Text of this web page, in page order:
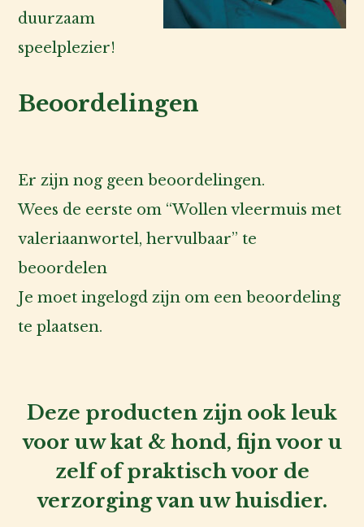
duurzaam
speelplezier!
Beoordelingen
Er zijn nog geen beoordelingen.
Wees de eerste om “Wollen vleermuis met
valeriaanwortel, hervulbaar” te
beoordelen
Je moetingelogd zijn om een beoordeling
te plaatsen.
Deze producten zijn ook leuk
voor uw kat & hond, fijn voor u
zelf of praktisch voor de
verzorging van uw huisdier.